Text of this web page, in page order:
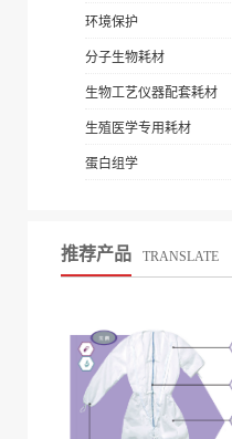
环境保护
分子生物耗材
生物工艺仪器配套耗材
生殖医学专用耗材
蛋白组学
推荐产品 TRANSLATE